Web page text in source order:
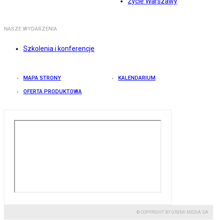
NASZE WYDARZENIA
Szkolenia i konferencje
MAPA STRONY KALENDARIUM
OFERTA PRODUKTOWA
© COPYRIGHT BY GREMI MEDIA SA